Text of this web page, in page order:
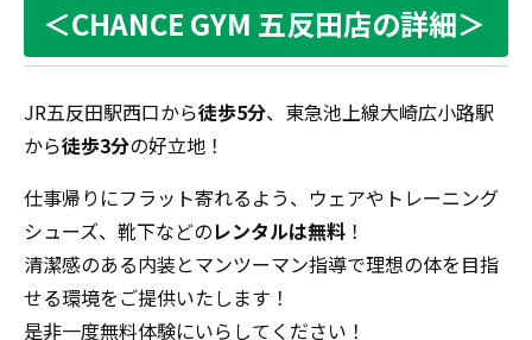
＜CHANCE GYM 五反田店の詳細＞
JR五反田駅西口から徒歩5分、東急池上線大崎広小路駅
から徒歩3分の好立地！
仕事帰りにフラット寄れるよう、ウェアやトレーニング
シューズ、靴下などのレンタルは無料 ！
清潔感のある内装とマンツーマン指導で理想の体を目指
せる環境をご提供いたします！
是非一度無料体験にいらしてください！